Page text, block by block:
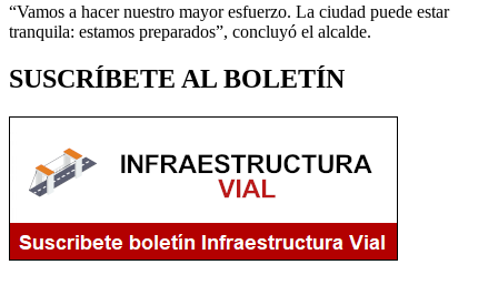
“Vamos a hacer nuestro mayor esfuerzo. La ciudad puede estar
tranquila: estamos preparados”, concluyó el alcalde.
SUSCRÍBETE AL BOLETÍN